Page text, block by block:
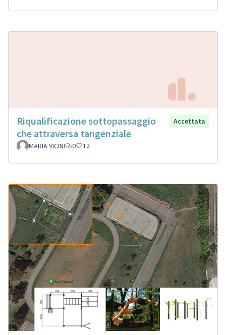
Riqualificazione sottopassaggio
che attraversa tangenziale
Accettata
MARIA VICINI 0 12